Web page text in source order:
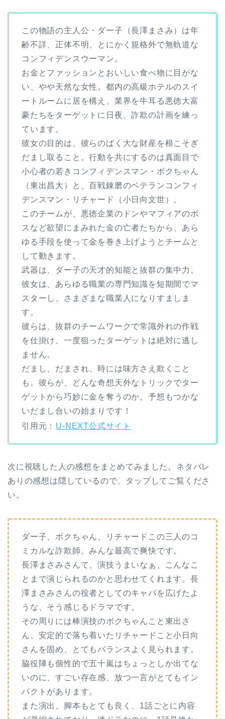
この物語の主人公・ダー子（長澤まさみ）は年
齢不詳、正体不明、とにかく規格外で無軌道な
コンフィデンスウーマン。
お金とファッションとおいしい食べ物に目がな
い、やや天然な女性。都内の高級ホテルのスイ
ートルームに居を構え、業界を牛耳る悪徳大富
豪たちをターゲットに日夜、詐欺の計画を練っ
ています。
彼女の目的は、彼らのばく大な財産を根こそぎ
だまし取ること。行動を共にするのは真面目で
小心者の若きコンフィデンスマン・ボクちゃん
（東出昌大）と、百戦錬磨のベテランコンフィ
デンスマン・リチャード（小日向文世）。
このチームが、悪徳企業のドンやマフィアのボ
スなど欲望にまみれた金の亡者たちから、あら
ゆる手段を使って金を巻き上げようとチームと
して動きます。
武器は、ダー子の天才的知能と抜群の集中力。
彼女は、あらゆる職業の専門知識を短期間でマ
スターし、さまざまな職業人になりすましま
す。
彼らは、抜群のチームワークで常識外れの作戦
を仕掛け、一度狙ったターゲットは絶対に逃し
ません。
だまし、だまされ、時には味方さえ欺くこと
も。彼らが、どんな奇想天外なトリックでター
ゲットから巧妙に金を奪うのか。予想もつかな
いだまし合いの始まりです！
引用元： U-NEXT公式サイト
次に視聴した人の感想をまとめてみました。ネタバレ
ありの感想は隠しているので、タップしてご覧くださ
い。
ダー子、ボクちゃん、リチャードこの三人のコ
ミカルな詐欺師、みんな最高で爽快です。
長澤まさみさんて、演技うまいなぁ、こんなこ
とまで演じられるのかと思わせてくれます。長
澤まさみさんの役者としてのキャパを広げたよ
うな、そう感じるドラマです。
その周りには棒演技のボクちゃんこと東出さ
ん、安定的で落ち着いたリチャードこと小日向
さんを固め、とてもバランスよく見られます。
脇役陣も個性的で五十嵐はちょっとしか出てな
いのに、すごい存在感、放つ一言がとてもイン
パクトがあります。
また演出、脚本もとても良く、1話ごとに内容